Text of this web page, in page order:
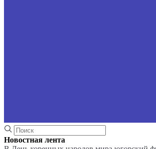
Новостная лента